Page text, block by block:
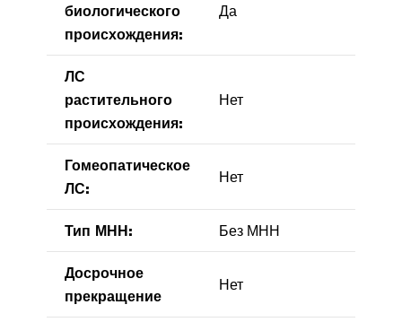
биологического
происхождения:
Да
ЛС
растительного
происхождения:
Нет
Гомеопатическое
ЛС:
Нет
Тип МНН: Без МНН
Досрочное
прекращение
Нет